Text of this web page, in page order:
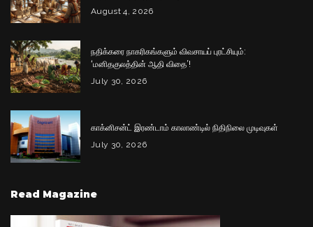
August 4, 2026
நதிக்கரை நாகரிகங்களும் விவசாயப் புரட்சியும்:
‘மனிதகுலத்தின் ஆதி விதை’!
July 30, 2026
காக்னிசன்ட் இரண்டாம் காலாண்டில் நிதிநிலை முடிவுகள்
July 30, 2026
Read Magazine